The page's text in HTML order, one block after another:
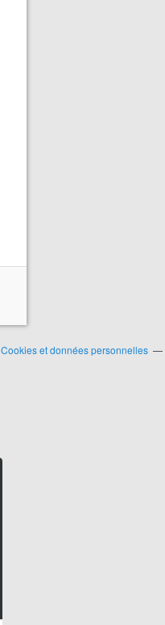
Cookies et données personnelles